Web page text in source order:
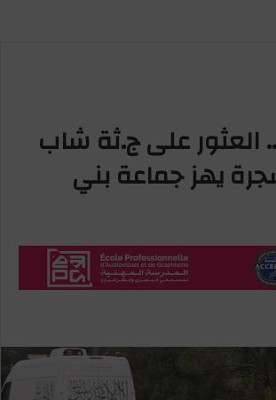
على ج.ثة شاب
يهز جماعة بني